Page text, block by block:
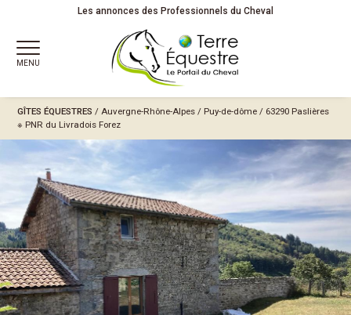
Les annonces des Professionnels du Cheval
MENU
GÎTES ÉQUESTRES /Auvergne-Rhône-Alpes / Puy-de-dôme / 63290 Paslières
※ PNR du Livradois Forez